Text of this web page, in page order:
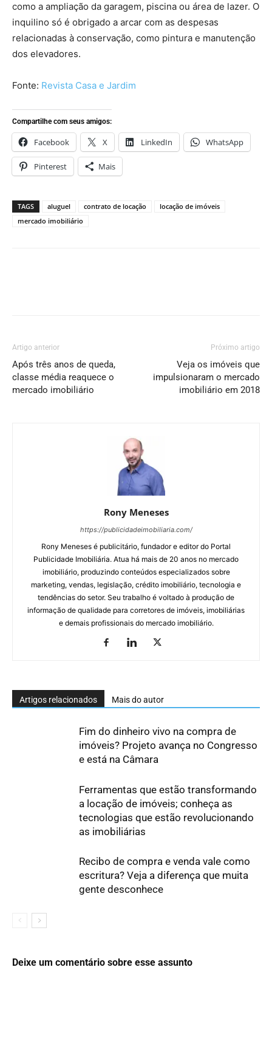
como a ampliação da garagem, piscina ou área de lazer. O
inquilino só é obrigado a arcar com as despesas
relacionadas à conservação, como pintura e manutenção
dos elevadores.
Fonte: Revista Casa e Jardim
Compartilhe com seus amigos:
Facebook X LinkedIn WhatsApp
Pinterest Mais
TAGS aluguel contrato de locação
locação de imóveis
mercado imobiliário
Artigo anterior
Após três anos de queda,
classe média reaquece o
mercado imobiliário
Próximo artigo
Veja os imóveis que
impulsionaram o mercado
imobiliário em 2018
Rony Meneses
https://publicidadeimobiliaria.com/
Rony Meneses é publicitário, fundador e editor do Portal
Publicidade Imobiliária. Atua há mais de 20 anos no mercado
imobiliário, produzindo conteúdos especializados sobre
marketing, vendas, legislação, crédito imobiliário, tecnologia e
tendências do setor. Seu trabalho é voltado à produção de
informação de qualidade para corretores de imóveis, imobiliárias
e demais profissionais do mercado imobiliário.
Artigos relacionados Mais do autor
Fim do dinheiro vivo na compra de
imóveis? Projeto avança no Congresso
e está na Câmara
Ferramentas que estão transformando
a locação de imóveis; conheça as
tecnologias que estão revolucionando
as imobiliárias
Recibo de compra e venda vale como
escritura? Veja a diferença que muita
gente desconhece
Deixe um comentário sobre esse assunto